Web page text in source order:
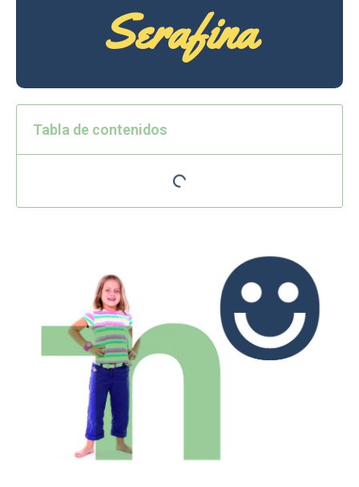
Serafina
Tabla de contenidos